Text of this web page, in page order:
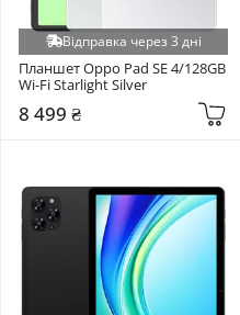
Відправка через 3 дні
Планшет Oppo Pad SE 4/128GB
Wi-Fi Starlight Silver
8 499 ₴